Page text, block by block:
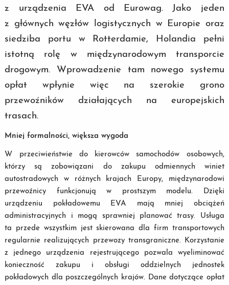
z urządzenia EVA od Eurowag. Jako jeden
z głównych węzłów logistycznych w Europie oraz
siedziba portu w Rotterdamie, Holandia pełni
istotną rolę w międzynarodowym transporcie
drogowym. Wprowadzenie tam nowego systemu
opłat wpłynie więc na szerokie grono
przewoźników działających na europejskich
trasach.
Mniej formalności, większa wygoda
W przeciwieństwie do kierowców samochodów osobowych,
którzy są zobowiązani do zakupu odmiennych winiet
autostradowych w różnych krajach Europy, międzynarodowi
przewoźnicy funkcjonują w prostszym modelu. Dzięki
urządzeniu pokładowemu EVA mają mniej obciążeń
administracyjnych i mogą sprawniej planować trasy. Usługa
ta przede wszystkim jest skierowana dla firm transportowych
regularnie realizujących przewozy transgraniczne. Korzystanie
z jednego urządzenia rejestrującego pozwala wyeliminować
konieczność zakupu i obsługi oddzielnych jednostek
pokładowych dla poszczególnych krajów. Dane dotyczące opłat